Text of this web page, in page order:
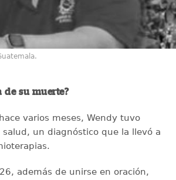
de su muerte?
varios meses, Wendy tuvo
salud, un diagnóstico que la llevó a
además de unirse en oración,